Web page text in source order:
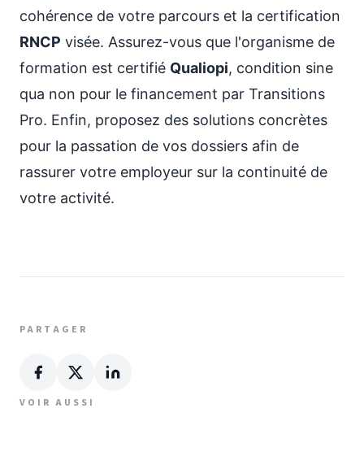
cohérence de votre parcours et la certification
RNCP visée. Assurez-vous que l'organisme de
formation est certifié Qualiopi, condition sine
qua non pour le financement par Transitions
Pro. Enfin, proposez des solutions concrètes
pour la passation de vos dossiers afin de
rassurer votre employeur sur la continuité de
votre activité.
PARTAGER
VOIR AUSSI